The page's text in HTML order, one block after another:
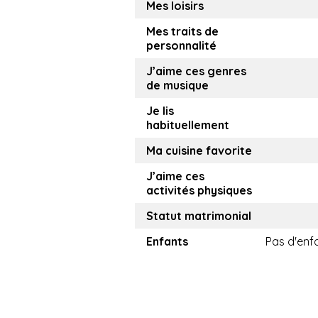
Mes loisirs
Mes traits de
personnalité
J’aime ces genres
de musique
Je lis
habituellement
Ma cuisine favorite
J’aime ces
activités physiques
Statut matrimonial
Enfants
Pas